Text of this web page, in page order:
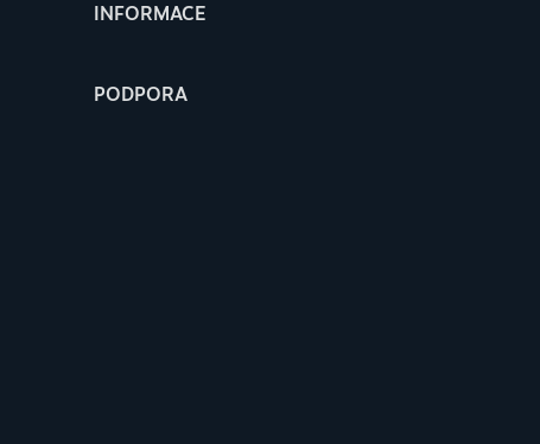
INFORMACE
PODPORA